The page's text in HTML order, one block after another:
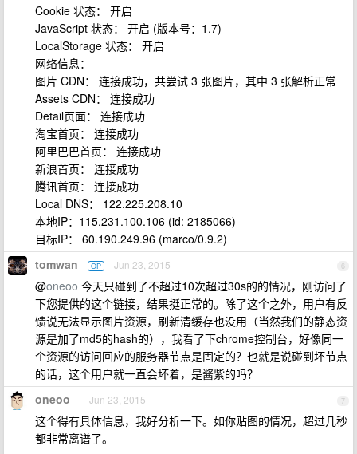
Cookie 状态： 开启
JavaScript 状态： 开启 (版本号：1.7)
LocalStorage 状态： 开启
网络信息：
图片 CDN： 连接成功，共尝试 3 张图片，其中 3 张解析正常
Assets CDN： 连接成功
Detail页面： 连接成功
淘宝首页： 连接成功
阿里巴巴首页： 连接成功
新浪首页： 连接成功
腾讯首页： 连接成功
Local DNS： 122.225.208.10
本地IP：115.231.100.106 (id: 2185066)
目标IP： 60.190.249.96 (marco/0.9.2)
6
tomwan OP Jun 23, 2015
@oneoo 今天只碰到了不超过10次超过30s的的情况，刚访问了
下您提供的这个链接，结果挺正常的。除了这个之外，用户有反
馈说无法显示图片资源，刷新清缓存也没用（当然我们的静态资
源是加了md5的hash的），我看了下chrome控制台，好像同一
个资源的访问回应的服务器节点是固定的？也就是说碰到坏节点
的话，这个用户就一直会坏着，是酱紫的吗？
7
oneoo Jun 23, 2015
这个得有具体信息，我好分析一下。如你贴图的情况，超过几秒
都非常离谱了。